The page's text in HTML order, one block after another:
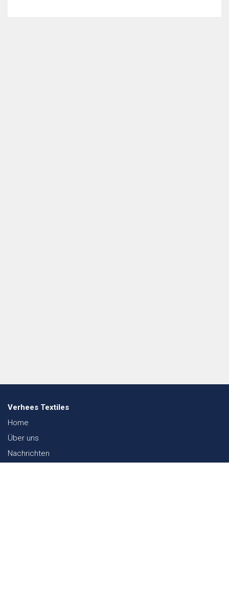
Verhees Textiles
Home
Über uns
Nachrichten